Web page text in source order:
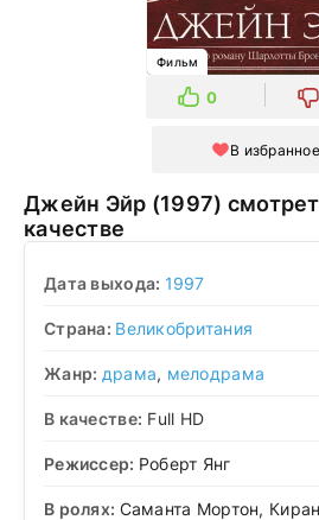
Фильм
0
В избранное
Джейн Эйр (1997) смотреть в хорошем
качестве
Дата выхода: 1997
Страна: Великобритания
Жанр: драма, мелодрама
В качестве: Full HD
Режиссер: Роберт Янг
В ролях: Саманта Мортон,